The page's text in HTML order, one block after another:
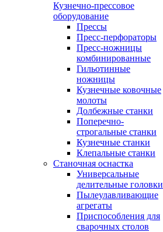
Кузнечно-прессовое
оборудование
Прессы
Пресс-перфораторы
Пресс-ножницы
комбинированные
Гильотинные
ножницы
Кузнечные ковочные
молоты
Долбежные станки
Поперечно-
строгальные станки
Кузнечные станки
Клепальные станки
Станочная оснастка
Универсальные
делительные головки
Пылеулавливающие
агрегаты
Приспособления для
сварочных столов